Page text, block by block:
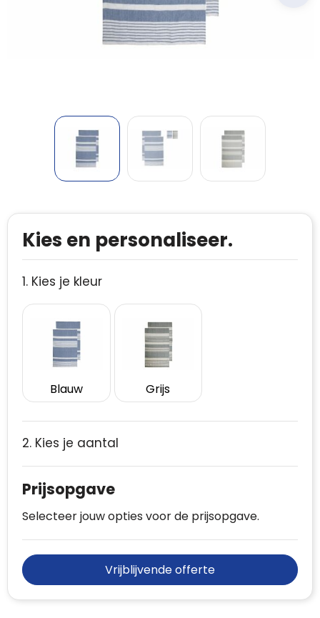
Kies en personaliseer.
1. Kies je kleur
Blauw Grijs
2. Kies je aantal
Prijsopgave
Selecteer jouw opties voor de prijsopgave.
Vrijblijvende offerte